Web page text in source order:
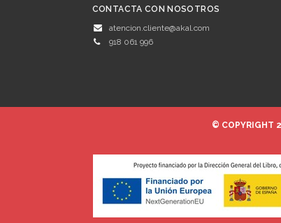
CONTACTA CON NOSOTROS
atencion.cliente@akal.com
918 061 996
© COPYRIGHT